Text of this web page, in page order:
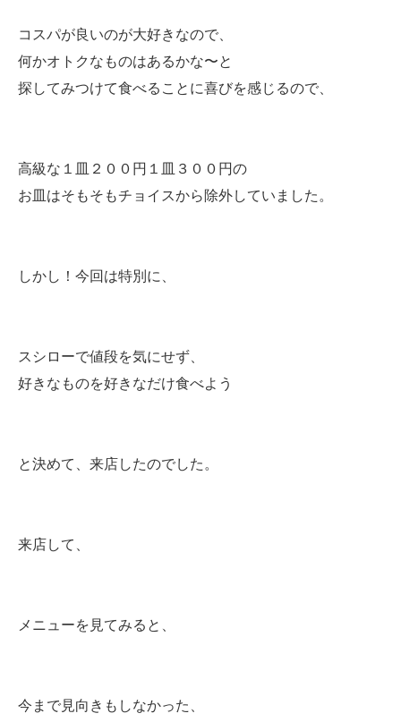
コスパが良いのが大好きなので、
何かオトクなものはあるかな〜と
探してみつけて食べることに喜びを感じるので、
高級な１皿２００円１皿３００円の
お皿はそもそもチョイスから除外していました。
しかし！今回は特別に、
スシローで値段を気にせず、
好きなものを好きなだけ食べよう
と決めて、来店したのでした。
来店して、
メニューを見てみると、
今まで見向きもしなかった、